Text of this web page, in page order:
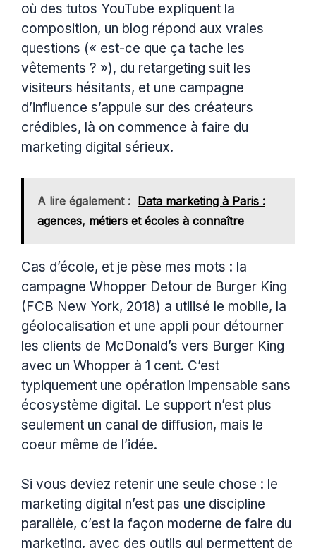
où des tutos YouTube expliquent la
composition, un blog répond aux vraies
questions (« est-ce que ça tache les
vêtements ? »), du retargeting suit les
visiteurs hésitants, et une campagne
d’influence s’appuie sur des créateurs
crédibles, là on commence à faire du
marketing digital sérieux.
A lire également : Data marketing à Paris :
agences, métiers et écoles à connaître
Cas d’école, et je pèse mes mots : la
campagne Whopper Detour de Burger King
(FCB New York, 2018) a utilisé le mobile, la
géolocalisation et une appli pour détourner
les clients de McDonald’s vers Burger King
avec un Whopper à 1 cent. C’est
typiquement une opération impensable sans
écosystème digital. Le support n’est plus
seulement un canal de diffusion, mais le
coeur même de l’idée.
Si vous deviez retenir une seule chose : le
marketing digital n’est pas une discipline
parallèle, c’est la façon moderne de faire du
marketing, avec des outils qui permettent de